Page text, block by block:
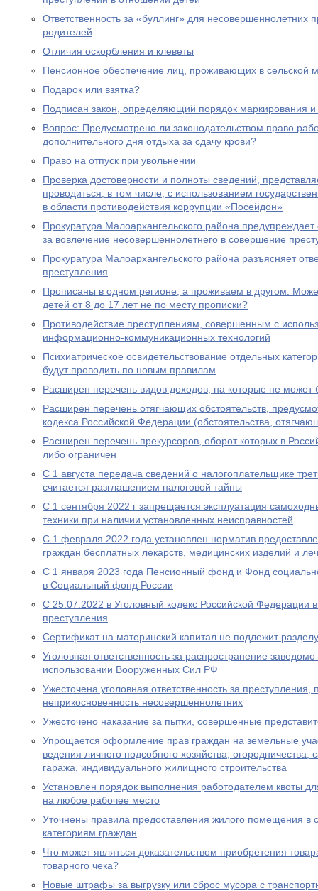
Ответственность за «буллинг» для несовершеннолетних
родителей
Отличия оскорбления и клеветы
Пенсионное обеспечение лиц, проживающих в сельской
Подарок или взятка?
Подписан закон, определяющий порядок маркирования и
Вопрос: Предусмотрено ли законодательством право
дополнительного дня отдыха за сдачу крови?
Право на отпуск при увольнении
Проверка достоверности и полноты сведений,
проводиться, в том числе, с использованием
в области противодействия коррупции «Посейдон»
Прокуратура Малоархангельского района предупреждает
за вовлечение несовершеннолетнего в совершение
Прокуратура Малоархангельского района разъясняет
преступления
Прописаны в одном регионе, а проживаем в другом.
детей от 8 до 17 лет не по месту прописки?
Противодействие преступлениям, совершенным с
информационно-коммуникационных технологий
Психиатрическое освидетельствование отдельных
будут проводить по новым правилам
Расширен перечень видов доходов, на которые не может
Расширен перечень отягчающих обстоятельств,
кодекса Российской Федерации (обстоятельства,
Расширен перечень прекурсоров, оборот которых в
либо ограничен
С 1 августа передача сведений о налогоплательщике
считается разглашением налоговой тайны
С 1 сентября 2022 г запрещается эксплуатация
техники при наличии установленных неисправностей
С 1 февраля 2022 года установлен норматив
граждан бесплатных лекарств, медицинских изделий и
С 1 января 2023 года Пенсионный фонд и Фонд
в Социальный фонд России
С 25.07.2022 в Уголовный кодекс Российской Федерации
преступления
Сертификат на материнский капитал не подлежит
Уголовная ответственность за распространение
использовании Вооруженных Сил РФ
Ужесточена уголовная ответственность за
неприкосновенность несовершеннолетних
Ужесточено наказание за пытки, совершенные
Упрощается оформление прав граждан на земельные
ведения личного подсобного хозяйства, огородничества,
гаража, индивидуального жилищного строительства
Установлен порядок выполнения работодателем квоты
на любое рабочее место
Уточнены правила предоставления жилого помещения в
категориям граждан
Что может являться доказательством приобретения
товарного чека?
Новые штрафы за выгрузку или сброс мусора с